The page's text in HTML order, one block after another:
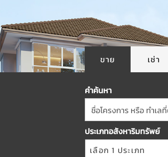
ขาย เช่า
คำค้นหา
ชื่อโครงการ หรือ ทำเล
ประเภทอสังหาริมทรัพย์
เลือก 1 ประเภท